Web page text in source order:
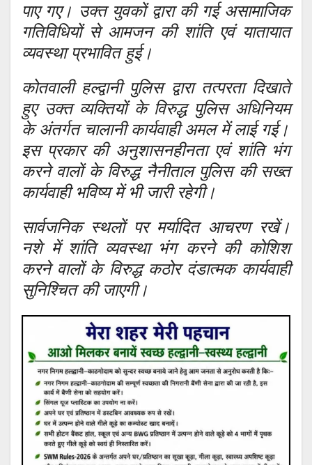
पाए गए। उक्त युवकों द्वारा की गई असामाजिक
गतिविधियों से आमजन की शांति एवं यातायात
व्यवस्था प्रभावित हुई।
कोतवाली हल्द्वानी पुलिस द्वारा तत्परता दिखाते
हुए उक्त व्यक्तियों के विरुद्ध पुलिस अधिनियम
के अंतर्गत चालानी कार्यवाही अमल में लाई गई।
इस प्रकार की अनुशासनहीनता एवं शांति भंग
करने वालों के विरुद्ध नैनीताल पुलिस की सख्त
कार्यवाही भविष्य में भी जारी रहेगी।
सार्वजनिक स्थलों पर मर्यादित आचरण रखें।
नशे में शांति व्यवस्था भंग करने की कोशिश
करने वालों के विरुद्ध कठोर दंडात्मक कार्यवाही
सुनिश्चित की जाएगी।